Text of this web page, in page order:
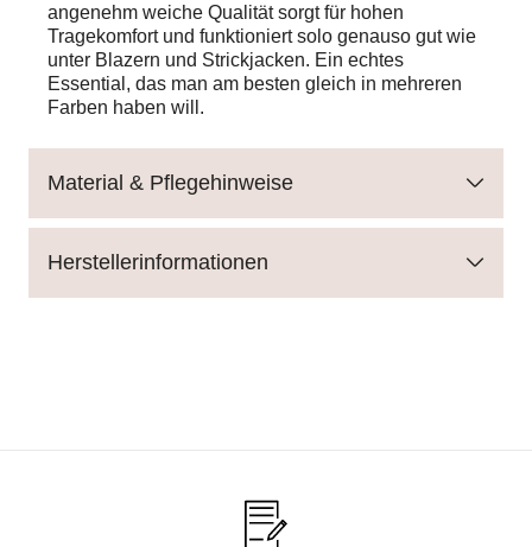
angenehm weiche Qualität sorgt für hohen
Tragekomfort und funktioniert solo genauso gut wie
unter Blazern und Strickjacken. Ein echtes
Essential, das man am besten gleich in mehreren
Farben haben will.
Material & Pflegehinweise
Herstellerinformationen